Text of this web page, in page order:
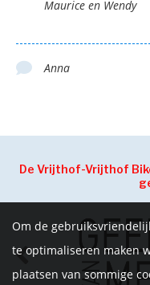
Maurice en Wendy
Anna
De Vrijthof-Vrijthof
Om de
te optimaliseren maken
plaatsen van sommige